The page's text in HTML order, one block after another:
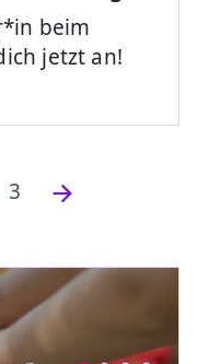
beim
jetzt an!
3